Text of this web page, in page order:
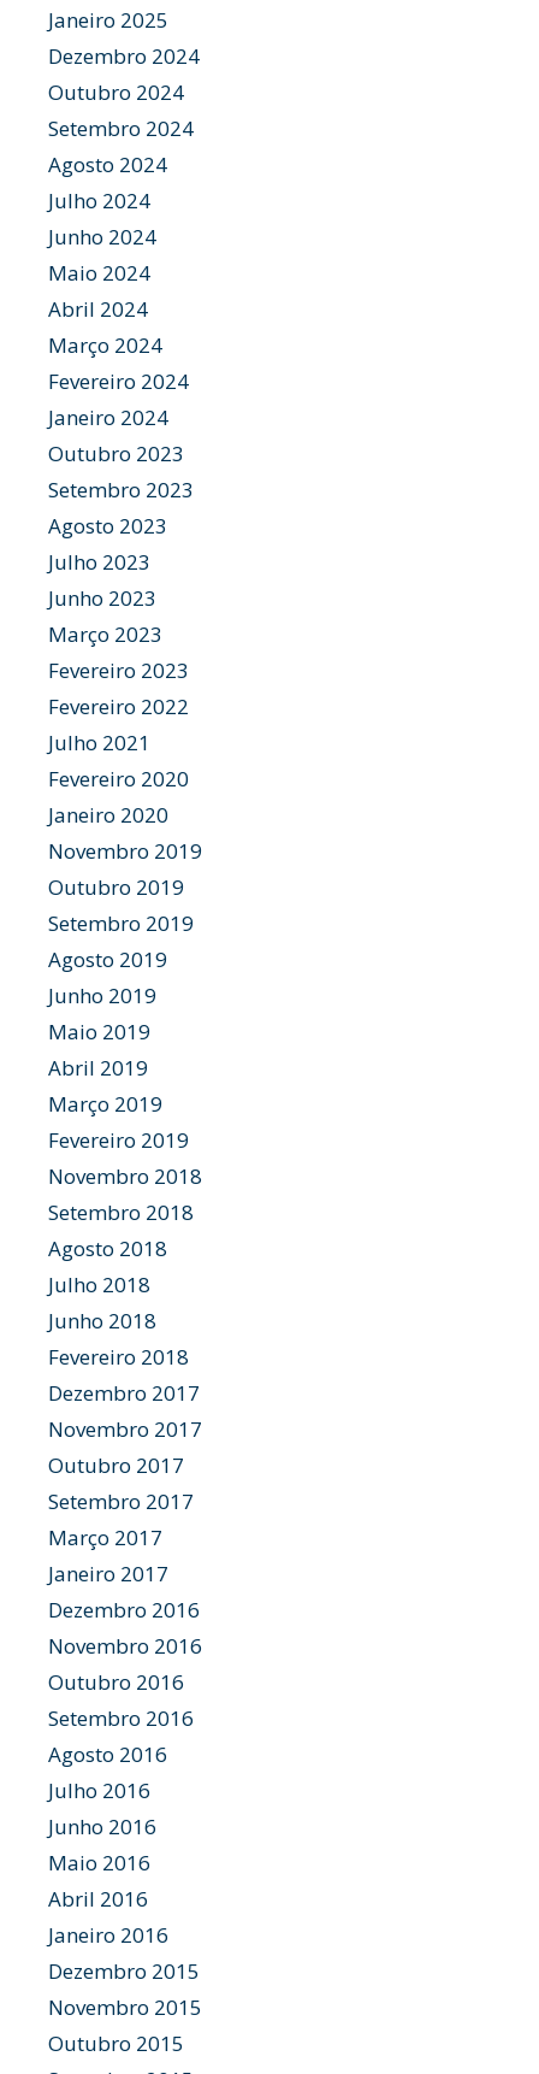
Janeiro 2025
Dezembro 2024
Outubro 2024
Setembro 2024
Agosto 2024
Julho 2024
Junho 2024
Maio 2024
Abril 2024
Março 2024
Fevereiro 2024
Janeiro 2024
Outubro 2023
Setembro 2023
Agosto 2023
Julho 2023
Junho 2023
Março 2023
Fevereiro 2023
Fevereiro 2022
Julho 2021
Fevereiro 2020
Janeiro 2020
Novembro 2019
Outubro 2019
Setembro 2019
Agosto 2019
Junho 2019
Maio 2019
Abril 2019
Março 2019
Fevereiro 2019
Novembro 2018
Setembro 2018
Agosto 2018
Julho 2018
Junho 2018
Fevereiro 2018
Dezembro 2017
Novembro 2017
Outubro 2017
Setembro 2017
Março 2017
Janeiro 2017
Dezembro 2016
Novembro 2016
Outubro 2016
Setembro 2016
Agosto 2016
Julho 2016
Junho 2016
Maio 2016
Abril 2016
Janeiro 2016
Dezembro 2015
Novembro 2015
Outubro 2015